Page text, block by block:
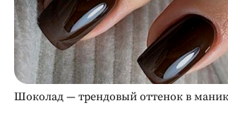
Шоколад — трендовый оттенок в